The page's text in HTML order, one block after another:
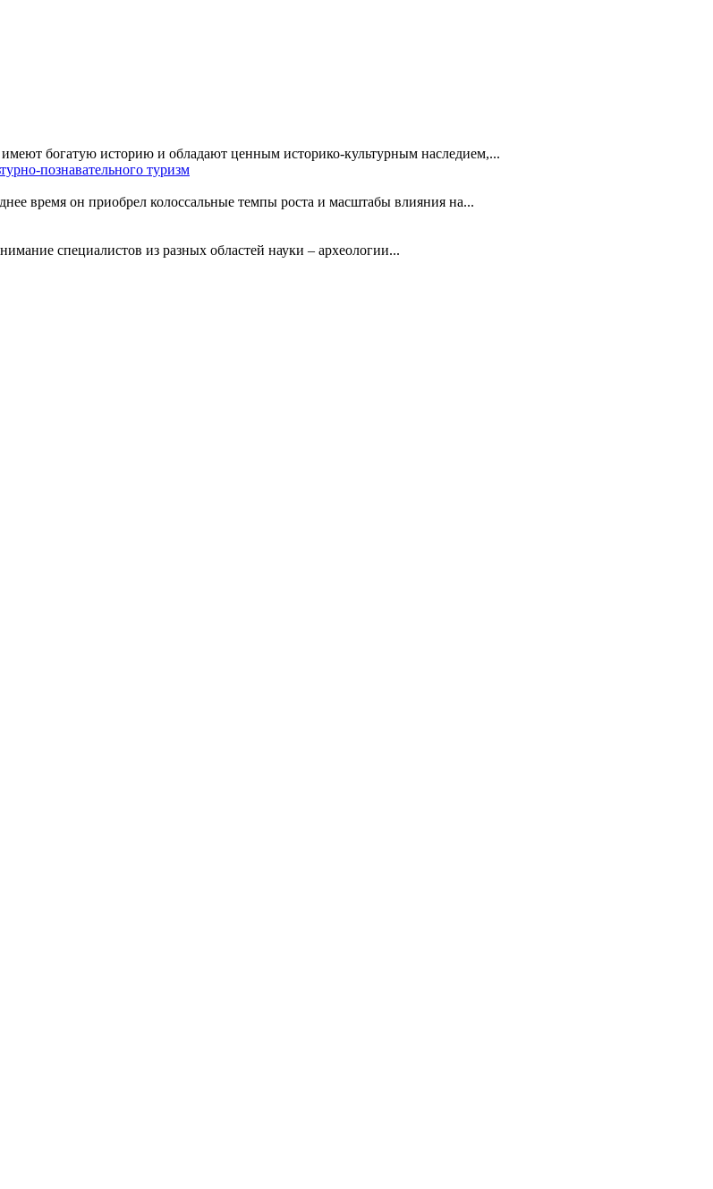
богатую историю и обладают ценным историко-культурным наследием,...
познавательного туризм
время он приобрел колоссальные темпы роста и масштабы влияния на...
специалистов из разных областей науки – археологии...